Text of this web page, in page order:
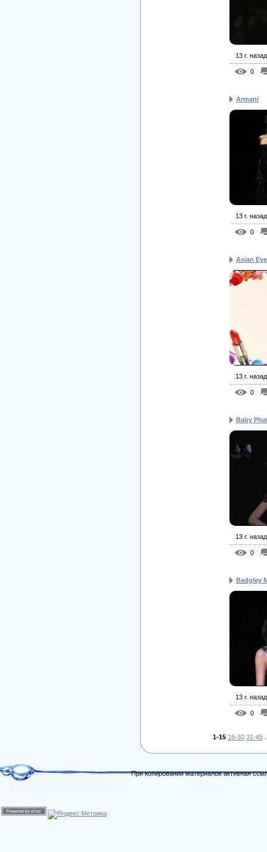
13 г. назад
0
Armani
13 г. назад
0
Asian
13 г. назад
0
Baby
13 г. назад
0
Badgley
13 г. назад
0
1-15 16-30 31-45
При копировании материалов активная